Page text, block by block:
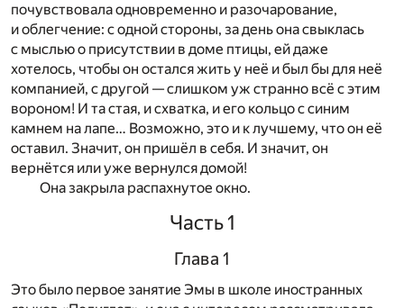
почувствовала одновременно и разочарование,
и облегчение: с одной стороны, за день она свыклась
с мыслью о присутствии в доме птицы, ей даже
хотелось, чтобы он остался жить у неё и был бы для неё
компанией, с другой — слишком уж странно всё с этим
вороном! И та стая, и схватка, и его кольцо с синим
камнем на лапе… Возможно, это и к лучшему, что он её
оставил. Значит, он пришёл в себя. И значит, он
вернётся или уже вернулся домой!
Она закрыла распахнутое окно.
Часть 1
Глава 1
Это было первое занятие Эмы в школе иностранных